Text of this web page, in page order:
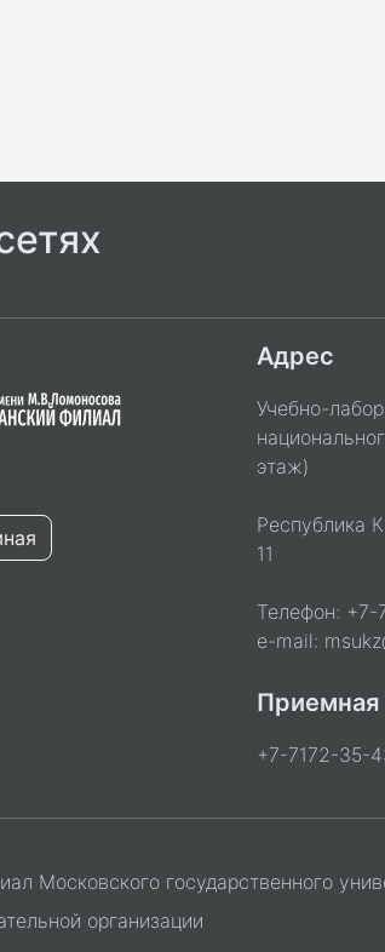
Адрес
Учебно-
этаж)
Республика
11
Телефон:
e-mail:
Приемная
+7-7172-35-
Московского государственного
организации